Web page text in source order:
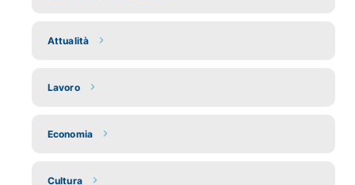
Attualità
Lavoro
Economia
Cultura